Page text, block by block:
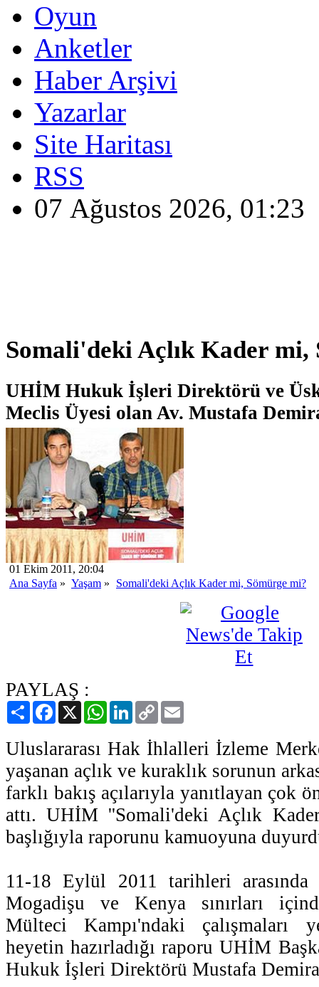
Oyun
Anketler
Haber Arşivi
Yazarlar
Site Haritası
RSS
07 Ağustos 2026, 01:23
Somali'deki Açlık Kader mi,
UHİM Hukuk İşleri Direktörü ve
Meclis Üyesi olan Av. Mustafa
01 Ekim 2011, 20:04
Ana Sayfa » Yaşam » Somali'deki Açlık Kader mi, Sömürge mi?
PAYLAŞ :
PaylaşFacebook
X WhatsAppLinkedIn
Copy
Link
Uluslararası Hak İhlalleri İzleme
yaşanan açlık ve kuraklık sorunun
farklı bakış açılarıyla yanıtlayan çok
attı. UHİM ''Somali'deki Açlık
başlığıyla raporunu kamuoyuna
11-18 Eylül 2011 tarihleri arasında
Mogadişu ve Kenya sınırları
Mülteci Kampı'ndaki çalışmaları
heyetin hazırladığı raporu UHİM
Hukuk İşleri Direktörü Mustafa